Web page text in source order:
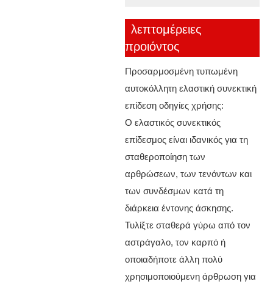
λεπτομέρειες
προιόντος
Προσαρμοσμένη τυπωμένη
αυτοκόλλητη ελαστική συνεκτική
επίδεση οδηγίες χρήσης:
Ο ελαστικός συνεκτικός
επίδεσμος είναι ιδανικός για τη
σταθεροποίηση των
αρθρώσεων, των τενόντων και
των συνδέσμων κατά τη
διάρκεια έντονης άσκησης.
Τυλίξτε σταθερά γύρω από τον
αστράγαλο, τον καρπό ή
οποιαδήποτε άλλη πολύ
χρησιμοποιούμενη άρθρωση για